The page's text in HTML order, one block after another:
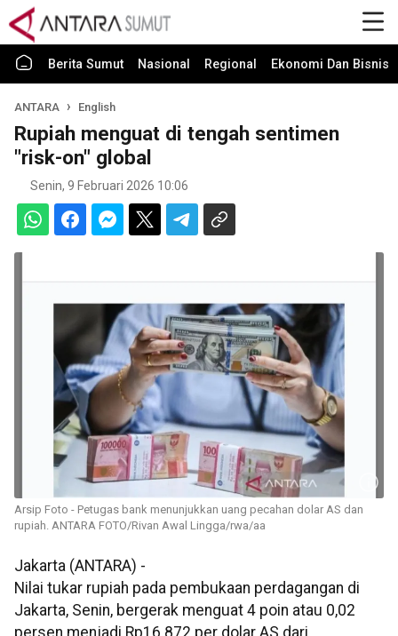
Berita Sumut Nasional Regional Ekonomi Dan Bisnis
ANTARA English
Rupiah menguat di tengah sentimen
"risk-on" global
Senin, 9 Februari 2026 10:06
Arsip Foto - Petugas bank menunjukkan uang pecahan dolar AS dan
rupiah. ANTARA FOTO/Rivan Awal Lingga/rwa/aa
Jakarta (ANTARA) -
Nilai tukar rupiah pada pembukaan perdagangan di
Jakarta, Senin, bergerak menguat 4 poin atau 0,02